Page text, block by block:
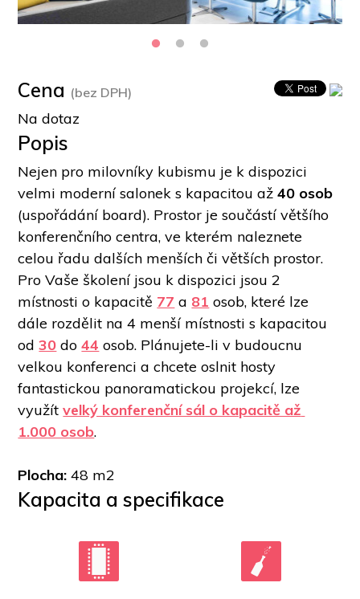
Cena (bez DPH)
Na dotaz
Popis
Nejen pro milovníky kubismu je k dispozici
velmi moderní salonek s kapacitou až 40 osob
(uspořádání board). Prostor je součástí většího
konferenčního centra, ve kterém naleznete
celou řadu dalších menších či větších prostor.
Pro Vaše školení jsou k dispozici jsou 2
místnosti o kapacitě 77 a 81 osob, které lze
dále rozdělit na 4 menší místnosti s kapacitou
od 30 do 44 osob. Plánujete-li v budoucnu
velkou konferenci a chcete oslnit hosty
fantastickou panoramatickou projekcí, lze
využít velký konferenční sál o kapacitě až
1.000 osob.
Plocha: 48 m2
Kapacita a specifikace